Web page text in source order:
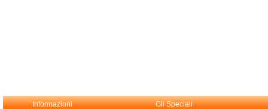
Informazioni Gli Speciali